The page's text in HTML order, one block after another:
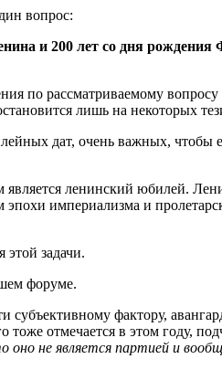
вопрос:
и 200 лет со дня рождения
по рассматриваемому
лишь на некоторых
дат, очень важных, чтобы
является ленинский юбилей.
эпохи империализма и
задачи.
форуме.
субъективному фактору,
тоже отмечается в этом году,
оно не является партией и